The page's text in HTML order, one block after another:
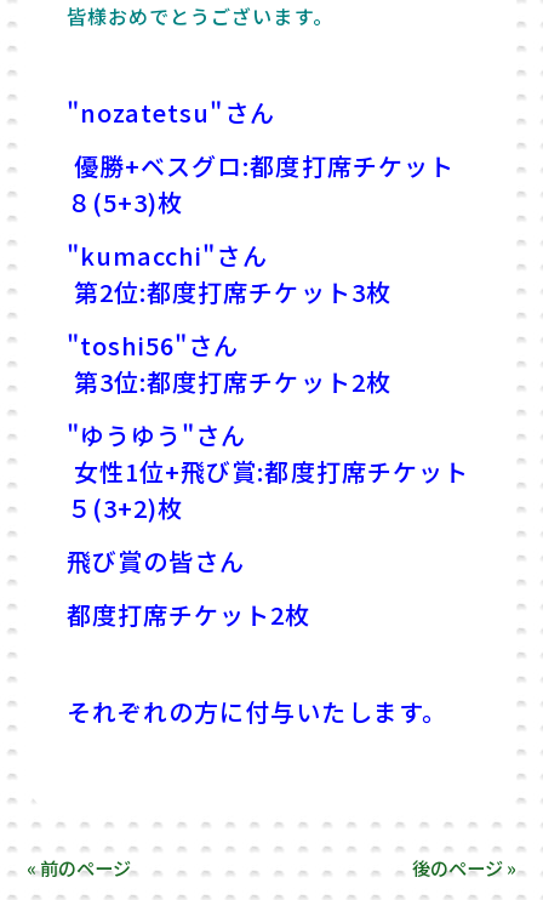
皆様おめでとうございます。
"nozatetsu"さん
優勝+ベスグロ:都度打席チケット
８(5+3)枚
"kumacchi"さん
第2位:都度打席チケット3枚
"toshi56"さん
第3位:都度打席チケット2枚
"ゆうゆう"さん
女性1位+飛び賞:都度打席チケット
５(3+2)枚
飛び賞の皆さん
都度打席チケット2枚
それぞれの方に付与いたします。
« 前のページ 後のページ »